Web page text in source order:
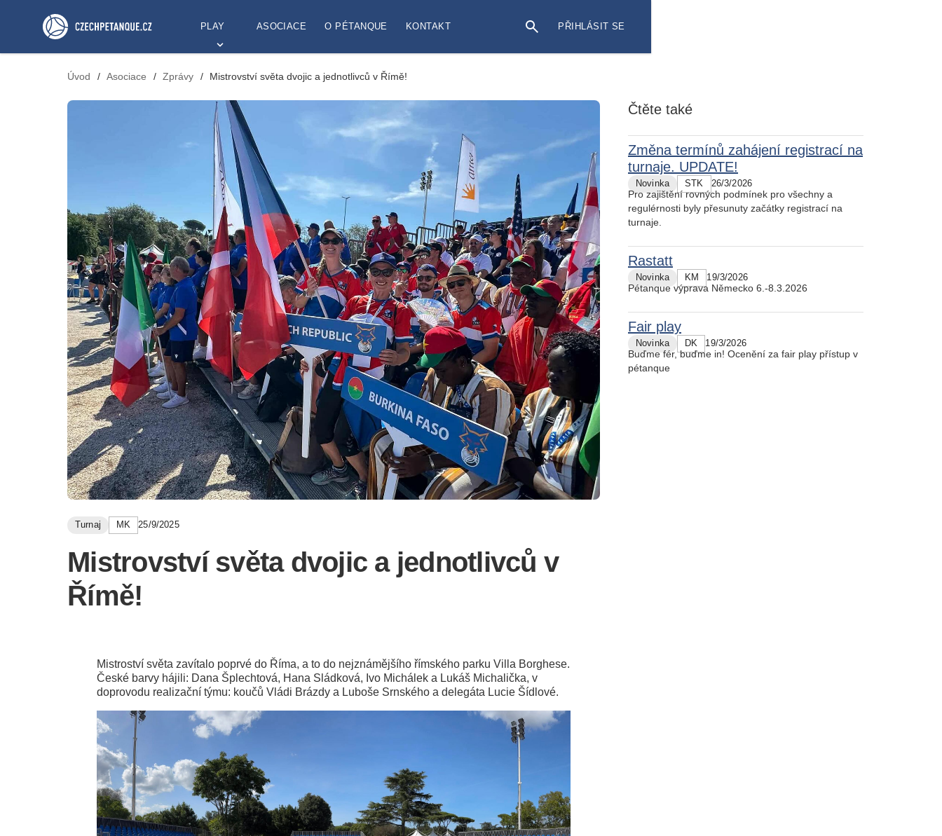
PLAY ASOCIACE O PÉTANQUE KONTAKT PŘIHLÁSIT SE
Úvod / Asociace / Zprávy / Mistrovství světa dvojic a jednotlivců v Římě!
Turnaj MK 25/9/2025
Mistrovství světa dvojic a jednotlivců v
Římě!
Mistroství světa zavítalo poprvé do Říma, a to do nejznámějšího římského parku Villa Borghese.
Č‍eské barvy hájili: Dana Šplechtová, Hana Sládková, Ivo Michálek a Lukáš Michalička, v
doprovodu realizační týmu: koučů Vládi Brázdy a Luboše Srnského a delegáta Lucie Šídlové.
Čtěte také
Změna termínů zahájení registrací na
turnaje. UPDATE!
Novinka STK 26/3/2026
Pro zajištění rovných podmínek pro všechny a
regulérnosti byly přesunuty začátky registrací na
turnaje.
Rastatt
Novinka KM 19/3/2026
Pétanque výprava Německo 6.-8.3.2026
Fair play
Novinka DK 19/3/2026
Buďme fér, buďme in! Ocenění za fair play přístup v
pétanque